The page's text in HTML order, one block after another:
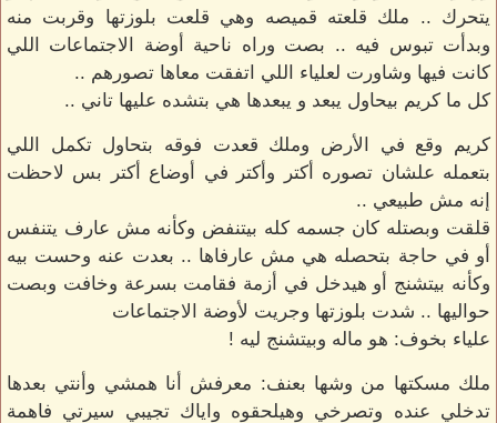
يتحرك .. ملك قلعته قميصه وهي قلعت بلوزتها وقربت منه
وبدأت تبوس فيه .. بصت وراه ناحية أوضة الاجتماعات اللي
كانت فيها وشاورت لعلياء اللي اتفقت معاها تصورهم ..
كل ما كريم بيحاول يبعد و يبعدها هي بتشده عليها تاني ..
كريم وقع في الأرض وملك قعدت فوقه بتحاول تكمل اللي
بتعمله علشان تصوره أكتر وأكتر في أوضاع أكتر بس لاحظت
إنه مش طبيعي ..
قلقت وبصتله كان جسمه كله بيتنفض وكأنه مش عارف يتنفس
أو في حاجة بتحصله هي مش عارفاها .. بعدت عنه وحست بيه
وكأنه بيتشنج أو هيدخل في أزمة فقامت بسرعة وخافت وبصت
حواليها .. شدت بلوزتها وجريت لأوضة الاجتماعات
علياء بخوف: هو ماله وبيتشنج ليه !
ملك مسكتها من وشها بعنف: معرفش أنا همشي وأنتي بعدها
تدخلي عنده وتصرخي وهيلحقوه واياك تجيبي سيرتي فاهمة